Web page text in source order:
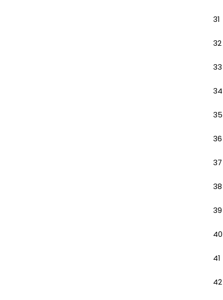
31
32
33
34
35
36
37
38
39
40
41
42